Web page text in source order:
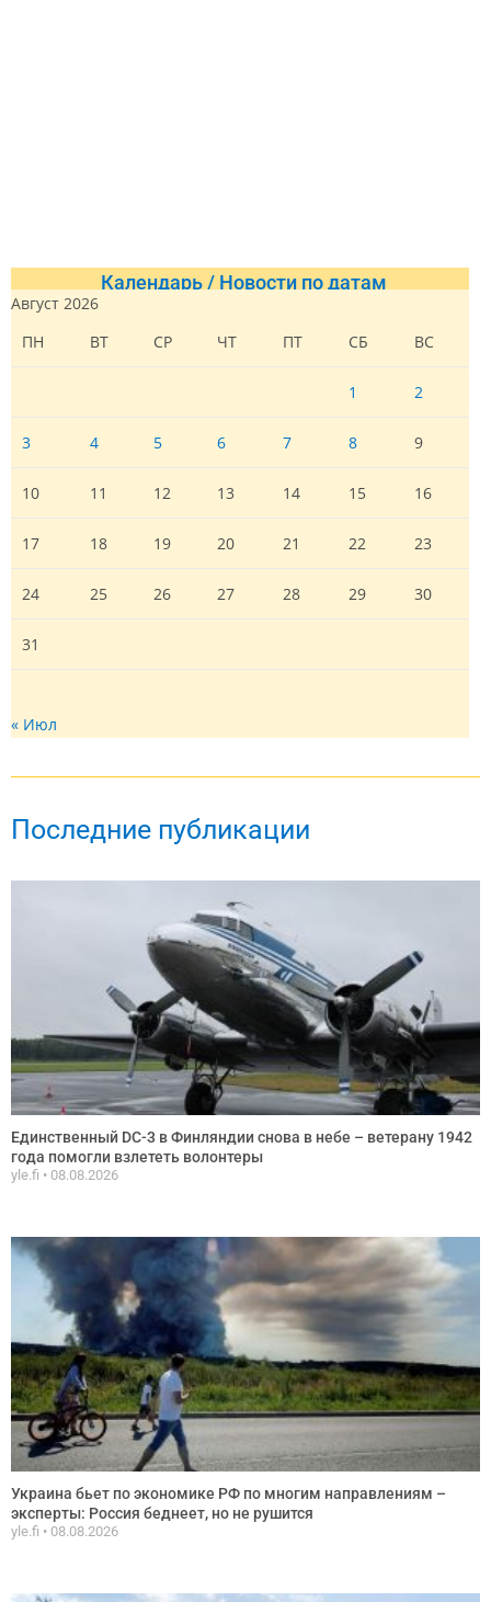
Календарь / Новости по датам
Август 2026
ПН
ВТ СР ЧТ ПТ СБ ВС
1 2
3 4 5 6 7 8 9
10 11 12 13 14 15 16
17 18 19 20 21 22 23
24 25 26 27 28 29 30
31
« Июл
Последние публикации
Единственный DC-3 в Финляндии снова в небе – ветерану 1942
года помогли взлететь волонтеры
yle.fi 08.08.2026
Украина бьет по экономике РФ по многим направлениям –
эксперты: Россия беднеет, но не рушится
yle.fi 08.08.2026